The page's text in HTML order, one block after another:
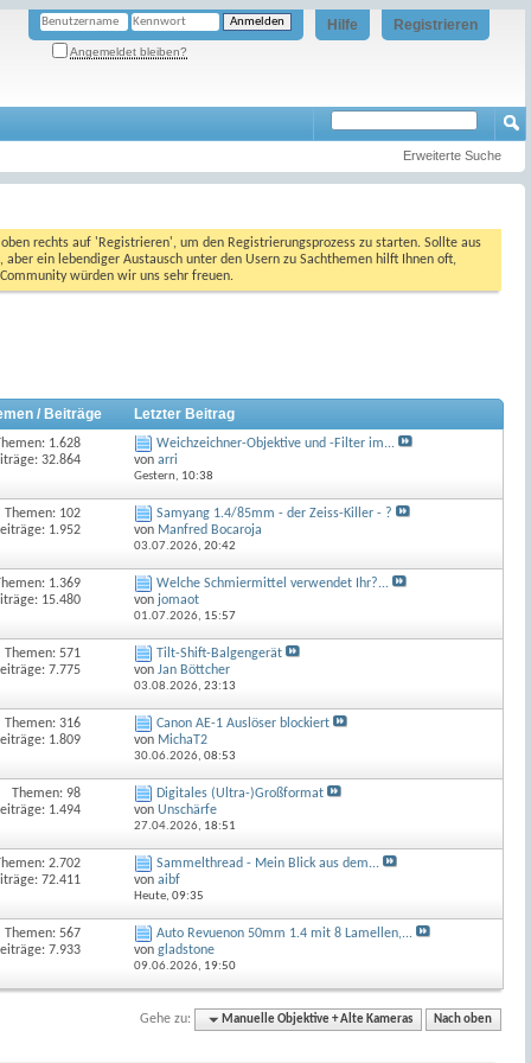
Registrieren
Hilfe
Angemeldet bleiben?
Erweiterte Suche
rechts auf 'Registrieren', um den Registrierungsprozess zu starten. Sollte aus
ein lebendiger Austausch unter den Usern zu Sachthemen hilft Ihnen oft,
würden wir uns sehr freuen.
/ Beiträge Letzter Beitrag
1.628
32.864
Weichzeichner-Objektive und -Filter im...
vonarri
Gestern, 10:38
Themen: 102
1.952
Samyang 1.4/85mm - der Zeiss-Killer - ?
von Manfred Bocaroja
03.07.2026,20:42
1.369
15.480
Welche Schmiermittel verwendet Ihr?...
von jomaot
01.07.2026, 15:57
Themen: 571
7.775
Tilt-Shift-Balgengerät
vonJan Böttcher
03.08.2026,23:13
Themen: 316
1.809
Canon AE-1 Auslöser blockiert
von MichaT2
30.06.2026,08:53
Themen: 98
1.494
Digitales (Ultra-)Großformat
vonUnschärfe
27.04.2026, 18:51
2.702
72.411
Sammelthread - Mein Blick aus dem...
vonaibf
Heute,09:35
Themen: 567
7.933
Auto Revuenon 50mm 1.4 mit 8 Lamellen,...
vongladstone
09.06.2026, 19:50
Gehe zu: Manuelle Objektive + Alte Kameras Nach oben